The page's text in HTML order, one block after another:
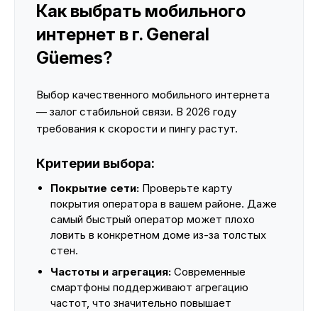
Как выбрать мобильного
интернет в г. General
Güemes?
Выбор качественного мобильного интернета
— залог стабильной связи. В 2026 году
требования к скорости и пингу растут.
Критерии выбора:
Покрытие сети: Проверьте карту
покрытия оператора в вашем районе. Даже
самый быстрый оператор может плохо
ловить в конкретном доме из-за толстых
стен.
Частоты и агрегация: Современные
смартфоны поддерживают агрегацию
частот, что значительно повышает